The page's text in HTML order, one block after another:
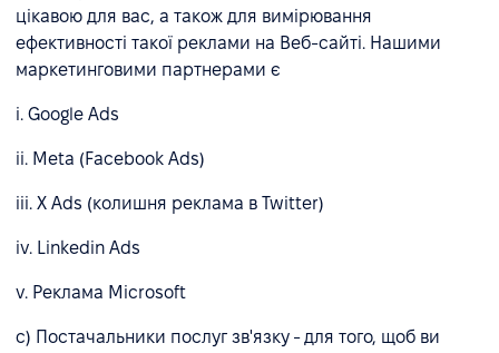
цікавою для вас, а також для вимірювання
ефективності такої реклами на Веб-сайті. Нашими
маркетинговими партнерами є
i. Google Ads
ii. Meta (Facebook Ads)
iii. X Ads (колишня реклама в Twitter)
iv. Linkedin Ads
v. Реклама Microsoft
c) Постачальники послуг зв'язку - для того, щоб ви